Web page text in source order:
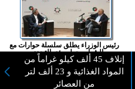
رئيس الوزراء يطلق سلسلة حوارات مع
الشباب حول رؤى التحدي...
إتلاف 45 ألف كيلو غراماً من
المواد الغذائية و 23 ألف لتر
من العصائر